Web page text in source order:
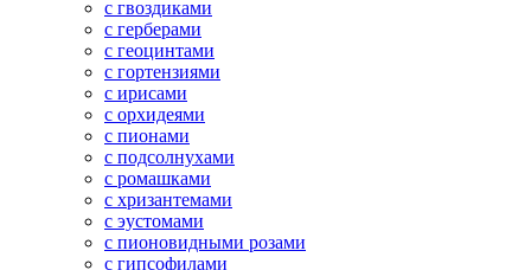
с гвоздиками
с герберами
с геоцинтами
с гортензиями
с ирисами
с орхидеями
с пионами
с подсолнухами
с ромашками
с хризантемами
с эустомами
с пионовидными розами
с гипсофилами